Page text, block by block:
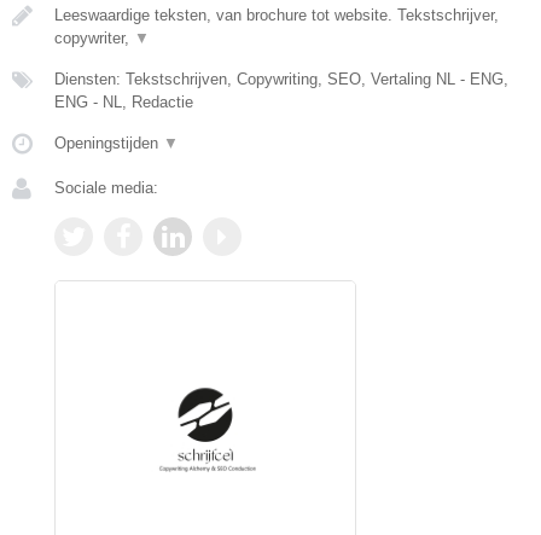
Leeswaardige teksten, van brochure tot website. Tekstschrijver,
copywriter, ▼
Diensten: Tekstschrijven, Copywriting, SEO, Vertaling NL - ENG,
ENG - NL, Redactie
Openingstijden ▼
Sociale media: